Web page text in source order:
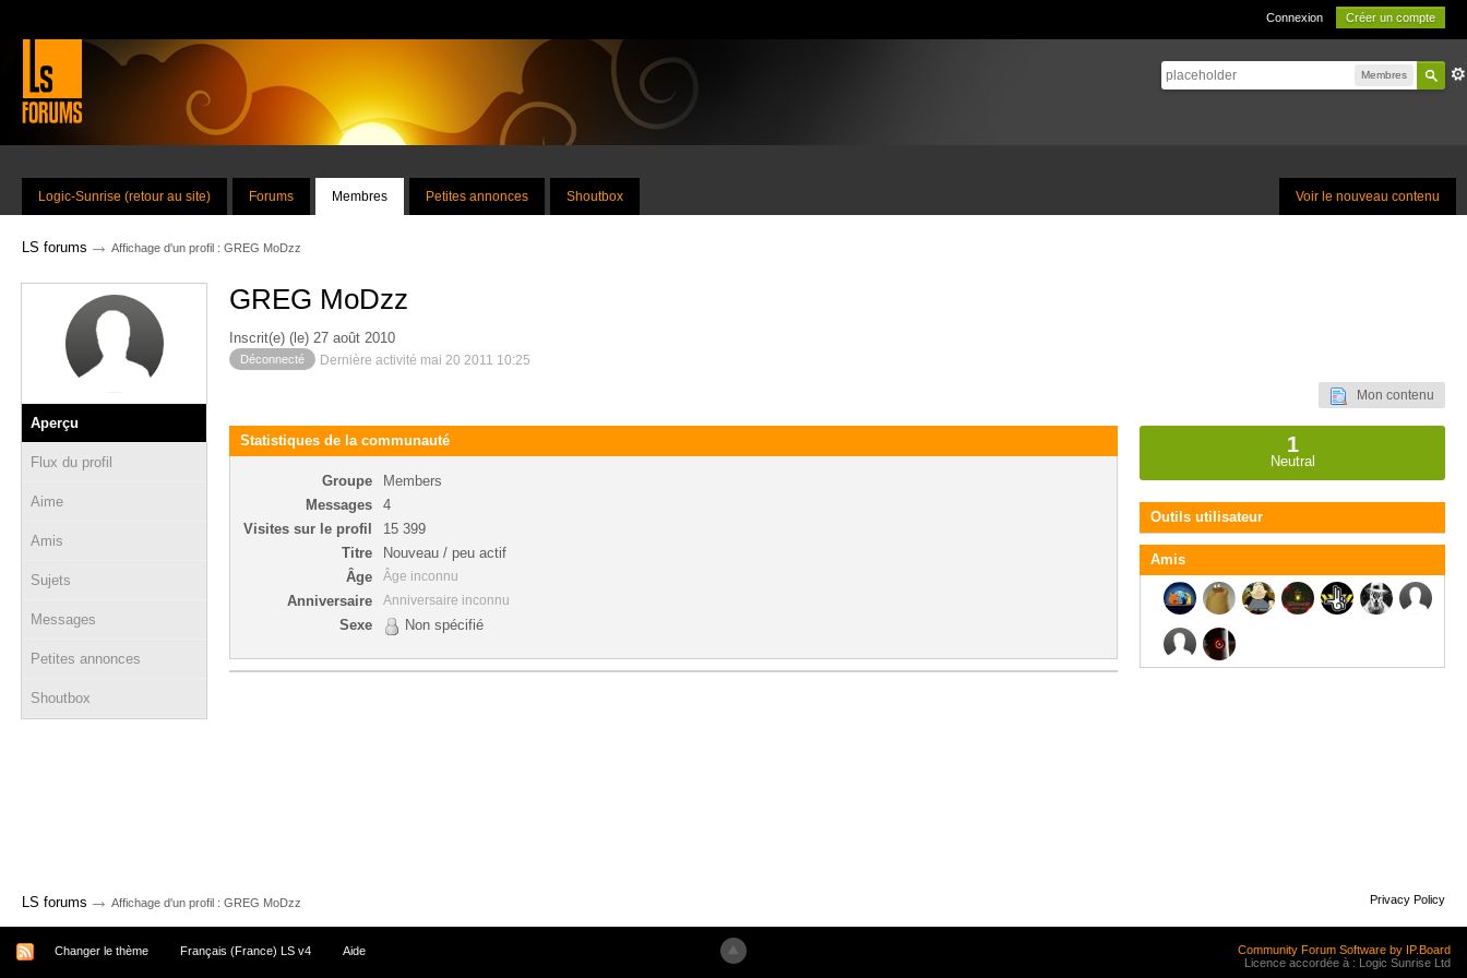
Connexion Créer un compte
Membres
Voir le nouveau contenu
Logic-Sunrise (retour au site) Forums Membres Petites annonces Shoutbox
LS forums → Affichage d'un profil : GREG MoDzz
Aperçu
Flux du profil
Aime
Amis
Sujets
Messages
Petites annonces
Shoutbox
GREG MoDzz
Inscrit(e) (le) 27 août 2010
Déconnecté Dernière activité mai 20 2011 10:25
Mon contenu
Statistiques de la communauté
Groupe
Members
Messages
4
Visites sur le profil
15 399
Titre
Nouveau / peu actif
Âge
Âge inconnu
Anniversaire Anniversaire inconnu
Sexe Non spécifié
1
Neutral
Outils utilisateur
Amis
LS forums → Affichage d'un profil : GREG MoDzz Privacy Policy
Changer le thème Français (France) LS v4 Aide
Community Forum Software by IP.Board
Licence accordée à : Logic Sunrise Ltd